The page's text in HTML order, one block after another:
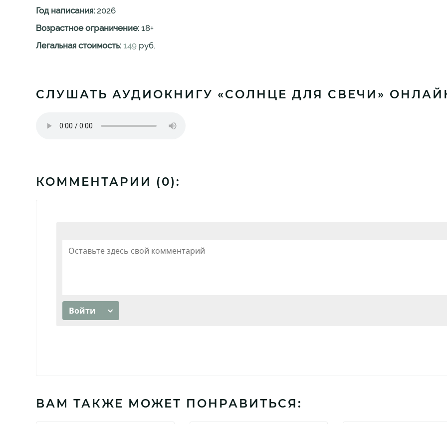
Год написания: 2026
Возрастное ограничение: 18+
Легальная стоимость: 149 руб.
СЛУШАТЬ АУДИОКНИГУ «СОЛНЦЕ ДЛЯ СВЕЧИ»
КОММЕНТАРИИ (0):
ВАМ ТАКЖЕ МОЖЕТ ПОНРАВИТЬСЯ: